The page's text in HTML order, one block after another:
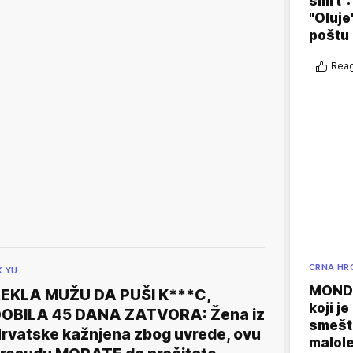
YU
MUŽU DA PUŠI K***C,
45 DANA ZATVORA: Žena iz
kažnjena zbog uvrede, ovu
poštu
CRNA
koji